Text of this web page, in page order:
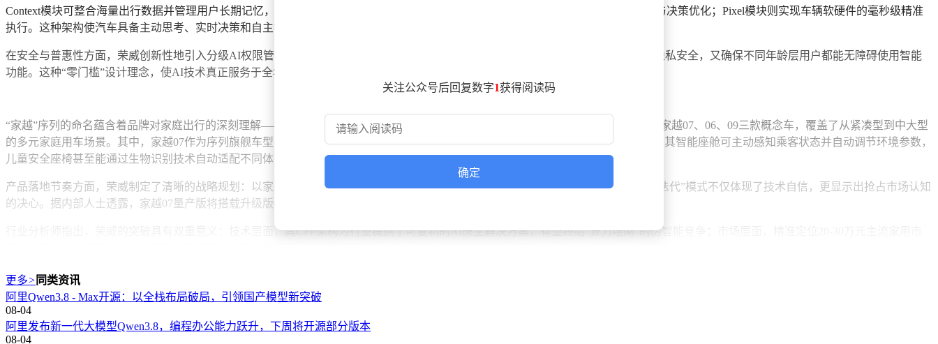
Context模块可整合海量出行数据并管理用户长期记忆，精准识别家庭成员的个性化需求；Planner模块基于车规级AI算法进行智能分析与决策优化；Pixel模块则实现车辆软硬件的毫秒级精准
执行。这种架构使汽车具备主动思考、实时决策和自主学习能力，彻底改变了传统智能汽车被动响应的模式。
在安全与普惠性方面，荣威创新性地引入分级AI权限管控技术，通过数据加密、权限分级等手段构建多重安全防护体系，既保障用户隐私安全，又确保不同年龄层用户都能无障碍使用智能
功能。这种“零门槛”设计理念，使AI技术真正服务于全年龄段家庭成员，而非少数科技爱好者。
“家越”序列的命名蕴含着品牌对家庭出行的深刻理解——“家”代表核心用户群体，“越”象征技术突破带来的品质跃升。发布会上亮相的家越07、06、09三款概念车，覆盖了从紧凑型到中大型
的多元家庭用车场景。其中，家越07作为序列旗舰车型，聚焦家庭出行本质需求，在空间、舒适、智能、设计四大维度实现越级表现，其智能座舱可主动感知乘客状态并自动调节环境参数，
儿童安全座椅甚至能通过生物识别技术自动适配不同体型儿童。
产品落地节奏方面，荣威制定了清晰的战略规划：以家越07为起点，每季度推出一款新车型，三年内完成全细分市场覆盖。这种“快速迭代”模式不仅体现了技术自信，更显示出抢占市场认知
的决心。据内部人士透露，家越07量产版将搭载升级版CPP 2.0架构，其情境感知精度较概念车提升40%，决策响应速度缩短至80毫秒。
行业分析师指出，荣威的突破具有双重意义：技术层面，其CPP架构为行业提供了可复制的AI原生解决方案，有望终结“算力堆砌”的伪智能竞争；市场层面，精准定位20-30万元主流家用市
这场变革的深远影响已超越单一品牌范畴。当传统车企仍在探索“软件定义汽车”时，荣威与火山引擎的合作已开启“AI定义汽车”的新篇章。从底层架构到用户体验的全面重构，不仅重新划分
了智能汽车的竞争维度，更推动中国汽车产业在全球AI赛道建立技术壁垒。随着家越序列的陆续上市，一个由AI原生技术驱动的家庭出行新时代正在到来。
关注公众号后回复数字1获得阅读码
确定
更多> 同类资讯
阿里Qwen3.8 - Max开源：以全栈布局破局，引领国产模型新突破
08-04
阿里发布新一代大模型Qwen3.8，编程办公能力跃升，下周将开源部分版本
08-04